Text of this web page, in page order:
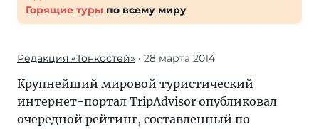
Горящие туры по всему миру
Редакция «Тонкостей» • 28 марта 2014
Крупнейший мировой туристический
интернет-портал TripAdvisor опубликовал
очередной рейтинг, составленный по